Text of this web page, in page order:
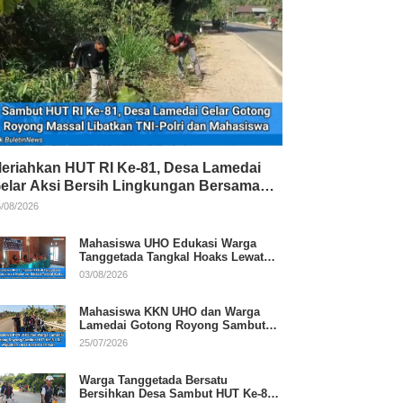
HUT RI Ke-81, Desa Lamedai
Aksi Bersih Lingkungan Bersama
Polri
08/2026
Mahasiswa UHO Edukasi Warga
Tanggetada Tangkal Hoaks Lewat
Program Literasi
03/08/2026
Mahasiswa KKN UHO dan Warga
Lamedai Gotong Royong Sambut
HUT Ke-81 RI
25/07/2026
Warga Tanggetada Bersatu
Bersihkan Desa Sambut HUT Ke-81